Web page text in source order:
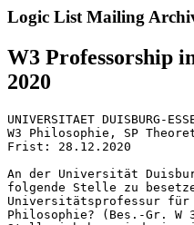
Logic List Mailing
W3 Professorship
2020
UNIVERSITAET DUISBURG-
W3 Philosophie, SP
Frist: 28.12.2020
An der Universität
folgende Stelle zu
Universitätsprofessur für
Philosophie? (Bes.-Gr. W